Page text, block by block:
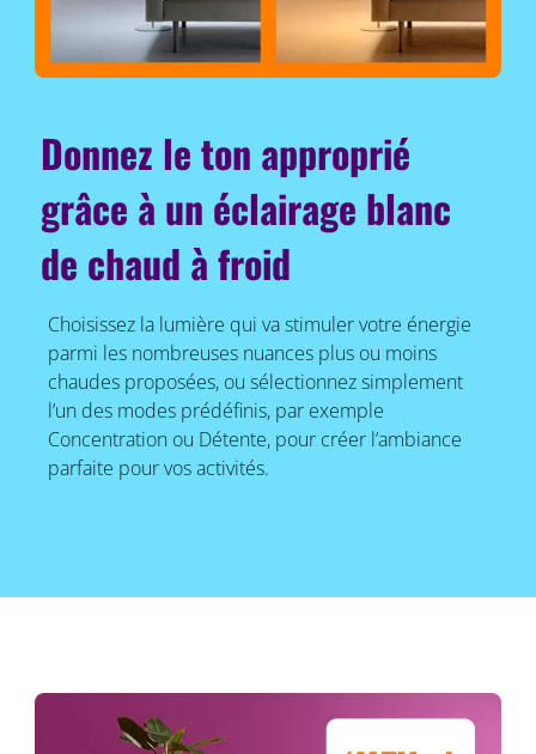
Donnez le ton approprié
grâce à un éclairage blanc
de chaud à froid
Choisissez la lumière qui va stimuler votre énergie
parmi les nombreuses nuances plus ou moins
chaudes proposées, ou sélectionnez simplement
l’un des modes prédéfinis, par exemple
Concentration ou Détente, pour créer l’ambiance
parfaite pour vos activités.